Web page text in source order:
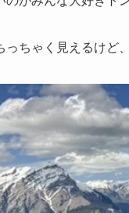
ちゃく見えるけど